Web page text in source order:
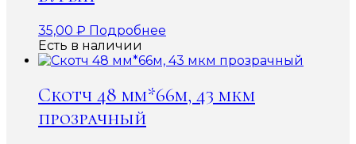
35,00 ₽ Подробнее
Есть в наличии
Скотч 48 мм*66м, 43 мкм
прозрачный